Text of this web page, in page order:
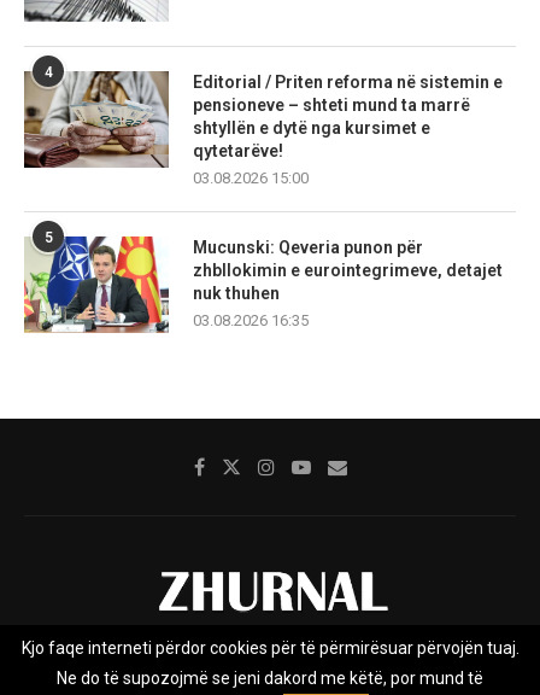
4
Editorial / Priten reforma në sistemin e
pensioneve – shteti mund ta marrë
shtyllën e dytë nga kursimet e
qytetarëve!
03.08.2026 15:00
5
Mucunski: Qeveria punon për
zhbllokimin e eurointegrimeve, detajet
nuk thuhen
03.08.2026 16:35
Rreth nesh Impresumi Marketing
Kjo faqe interneti përdor cookies për të përmirësuar përvojën tuaj.
Ne do të supozojmë se jeni dakord me këtë, por mund të